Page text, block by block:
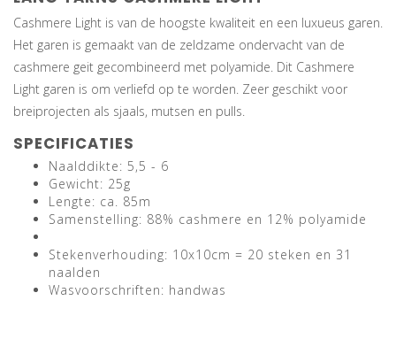
Cashmere Light is van de hoogste kwaliteit en een luxueus garen.
Het garen is gemaakt van de zeldzame ondervacht van de
cashmere geit gecombineerd met polyamide. Dit Cashmere
Light garen is om verliefd op te worden. Zeer geschikt voor
breiprojecten als sjaals, mutsen en pulls.
SPECIFICATIES
Naalddikte: 5,5 - 6
Gewicht: 25g
Lengte: ca. 85m
Samenstelling: 88% cashmere en 12% polyamide
Stekenverhouding: 10x10cm = 20 steken en 31
naalden
Wasvoorschriften: handwas